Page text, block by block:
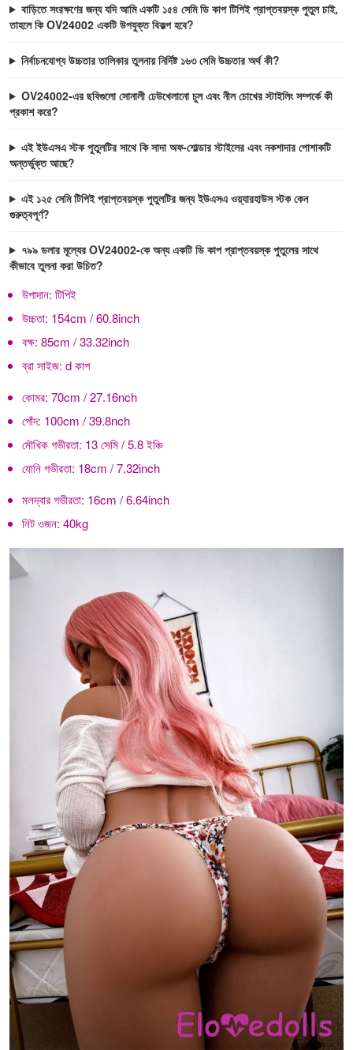
বাড়িতে সংরক্ষণের জন্য যদি আমি একটি ১৫৪ সেমি ডি কাপ টিপিই প্রাপ্তবয়স্ক পুতুল চাই,
তাহলে কি OV24002 একটি উপযুক্ত বিকল্প হবে?
নির্বাচনযোগ্য উচ্চতার তালিকার তুলনায় নির্দিষ্ট ১৬৩ সেমি উচ্চতার অর্থ কী?
OV24002-এর ছবিগুলো সোনালী ঢেউখেলানো চুল এবং নীল চোখের স্টাইলিং সম্পর্কে কী
প্রকাশ করে?
এই ইউএসএ স্টক পুতুলটির সাথে কি সাদা অফ-শোল্ডার স্টাইলের এবং নকশাদার পোশাকটি
অন্তর্ভুক্ত আছে?
এই ১২৫ সেমি টিপিই প্রাপ্তবয়স্ক পুতুলটির জন্য ইউএসএ ওয়্যারহাউস স্টক কেন
গুরুত্বপূর্ণ?
৭৯৯ ডলার মূল্যের OV24002-কে অন্য একটি ডি কাপ প্রাপ্তবয়স্ক পুতুলের সাথে
কীভাবে তুলনা করা উচিত?
উপাদান: টিপিই
উচ্চতা: 154cm / 60.8inch
বক্ষ: 85cm / 33.32inch
ব্রা সাইজ: d কাপ
কোমর: 70cm / 27.16nch
পোঁদ: 100cm / 39.8nch
মৌখিক গভীরতা: 13 সেমি / 5.8 ইঞ্চি
যোনি গভীরতা: 18cm / 7.32inch
মলদ্বার গভীরতা: 16cm / 6.64inch
নিট ওজন: 40kg